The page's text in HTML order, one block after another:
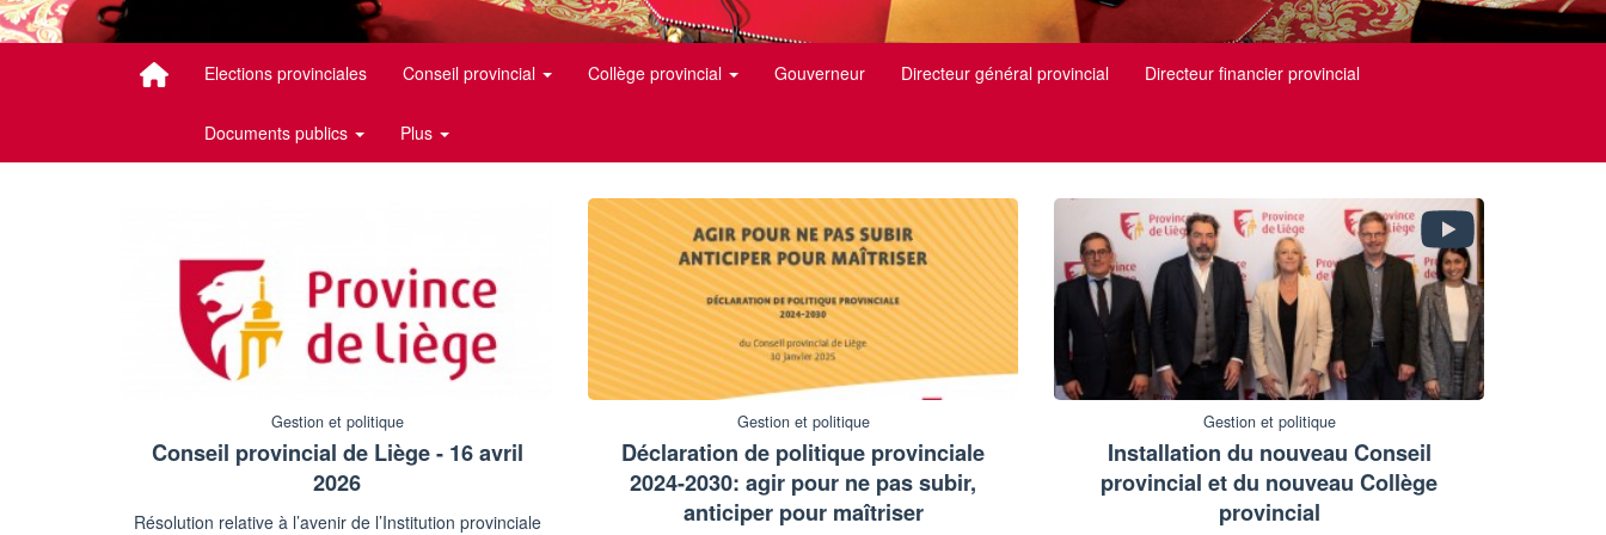
Elections provinciales Conseil provincial Collège provincial Gouverneur Directeur général provincial Directeur financier provincial
Documents publics Plus
Gestion et politique
Conseil provincial de Liège - 16 avril
2026
Résolution relative à l’avenir de l’Institution provinciale
Gestion et politique
Déclaration de politique provinciale
2024-2030: agir pour ne pas subir,
anticiper pour maîtriser
Gestion et politique
Installation du nouveau Conseil
provincial et du nouveau Collège
provincial